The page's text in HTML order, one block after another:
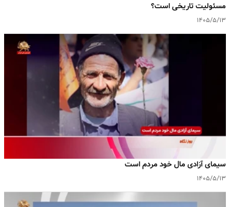
مسئولیت تاریخی است؟
۱۴۰۵/۵/۱۳
سیمای آزادی مال خود مردم است
۱۴۰۵/۵/۱۳